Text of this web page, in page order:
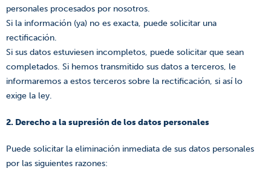
personales procesados por nosotros.
Si la información (ya) no es exacta, puede solicitar una
rectificación.
Si sus datos estuviesen incompletos, puede solicitar que sean
completados. Si hemos transmitido sus datos a terceros, le
informaremos a estos terceros sobre la rectificación, si así lo
exige la ley.
2. Derecho a la supresión de los datos personales
Puede solicitar la eliminación inmediata de sus datos personales
por las siguientes razones: